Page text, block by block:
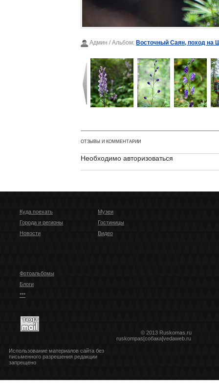
Админ / Альбом: Восточный Саян, поход на
ОТЗЫВЫ И КОММЕНТАРИИ
Необходимо авторизоваться
Куда поехать
Города и регионы
Новости
Музеи
Гостиницы
Видео
Фотоальбомы
Блоги
***
© 2013 Ruskomas.ru
ruskompas[собака]vedaweb.ru
Использование материалов сайта без
письменного разрешения редакции
запрещено